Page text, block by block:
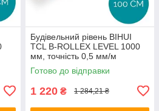
Будівельний рівень BIHUI
TCL B-ROLLEX LEVEL 1000
мм, точність 0,5 мм/м
Готово до відправки
1 220 ₴ 1 284,21 ₴